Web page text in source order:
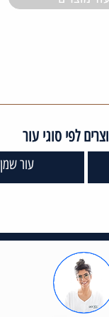
לפי סוגי עור
עור שמן